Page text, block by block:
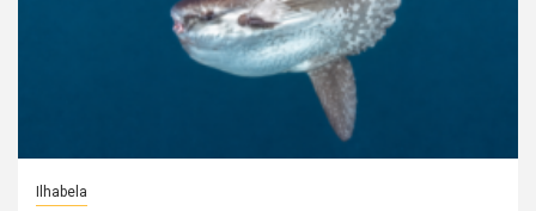
Ilhabela